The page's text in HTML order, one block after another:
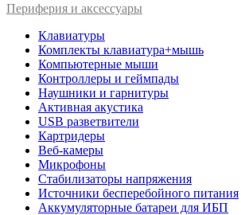
Периферия и аксессуары
Клавиатуры
Комплекты клавиатура+мышь
Компьютерные мыши
Контроллеры и геймпады
Наушники и гарнитуры
Активная акустика
USB разветвители
Картридеры
Веб-камеры
Микрофоны
Стабилизаторы напряжения
Источники бесперебойного питания
Аккумуляторные батареи для ИБП